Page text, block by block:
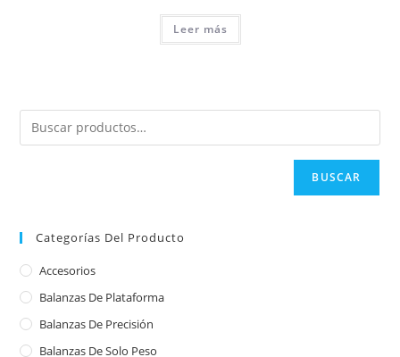
Leer más
BUSCAR
Categorías Del Producto
Accesorios
Balanzas De Plataforma
Balanzas De Precisión
Balanzas De Solo Peso